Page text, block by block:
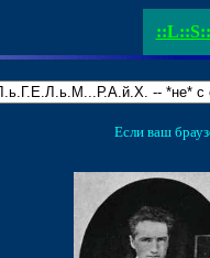
Если ваш